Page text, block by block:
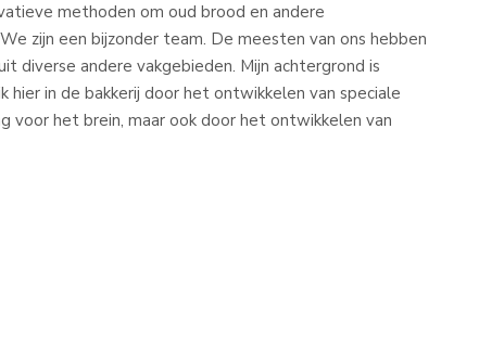
methoden om oud brood en andere
zijn een bijzonder team. De meesten van ons hebben
diverse andere vakgebieden. Mijn achtergrond is
hier in de bakkerij door het ontwikkelen van speciale
voor het brein, maar ook door het ontwikkelen van